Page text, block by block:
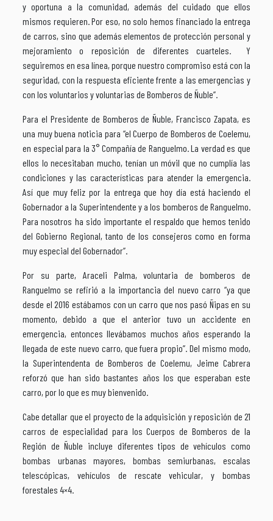
y oportuna a la comunidad, además del cuidado que ellos
mismos requieren. Por eso, no solo hemos financiado la entrega
de carros, sino que además elementos de protección personal y
mejoramiento o reposición de diferentes cuarteles. Y
seguiremos en esa línea, porque nuestro compromiso está con la
seguridad, con la respuesta eficiente frente a las emergencias y
con los voluntarios y voluntarias de Bomberos de Ñuble”.
Para el Presidente de Bomberos de Ñuble, Francisco Zapata, es
una muy buena noticia para “el Cuerpo de Bomberos de Coelemu,
en especial para la 3° Compañía de Ranguelmo. La verdad es que
ellos lo necesitaban mucho, tenían un móvil que no cumplía las
condiciones y las características para atender la emergencia.
Así que muy feliz por la entrega que hoy día está haciendo el
Gobernador a la Superintendente y a los bomberos de Ranguelmo.
Para nosotros ha sido importante el respaldo que hemos tenido
del Gobierno Regional, tanto de los consejeros como en forma
muy especial del Gobernador”.
Por su parte, Araceli Palma, voluntaria de bomberos de
Ranguelmo se refirió a la importancia del nuevo carro “ya que
desde el 2016 estábamos con un carro que nos pasó Ñipas en su
momento, debido a que el anterior tuvo un accidente en
emergencia, entonces llevábamos muchos años esperando la
llegada de este nuevo carro, que fuera propio”. Del mismo modo,
la Superintendenta de Bomberos de Coelemu, Jeime Cabrera
reforzó que han sido bastantes años los que esperaban este
carro, por lo que es muy bienvenido.
Cabe detallar que el proyecto de la adquisición y reposición de 21
carros de especialidad para los Cuerpos de Bomberos de la
Región de Ñuble incluye diferentes tipos de vehículos como
bombas urbanas mayores, bombas semiurbanas, escalas
telescópicas, vehículos de rescate vehicular, y bombas
forestales 4×4.